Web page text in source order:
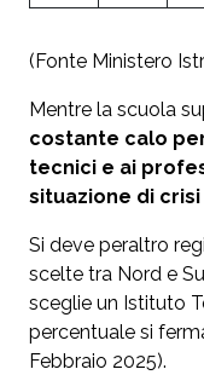
(Fonte Ministero
Mentre la scuola
costante calo
tecnici e ai
situazione di
Si deve peraltro
scelte tra Nord e
sceglie un Istituto
percentuale si
Febbraio 2025).